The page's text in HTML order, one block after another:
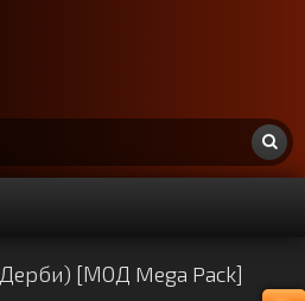
[МОД Mega Pack]